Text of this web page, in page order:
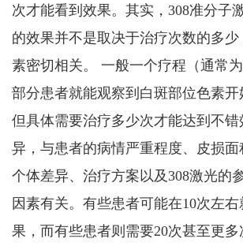
次才能看到效果。其实，308准分子
的效果并不是取决于治疗次数的多少
素密切相关。 一般一个疗程（通常为
部分患者就能观察到白斑部位色素开
但具体需要治疗多少次才能达到不
异，与患者的病情严重程度、皮损面
个体差异、治疗方案以及308激光的
因素有关。有些患者可能在10次左
果，而有些患者则需要20次甚至更